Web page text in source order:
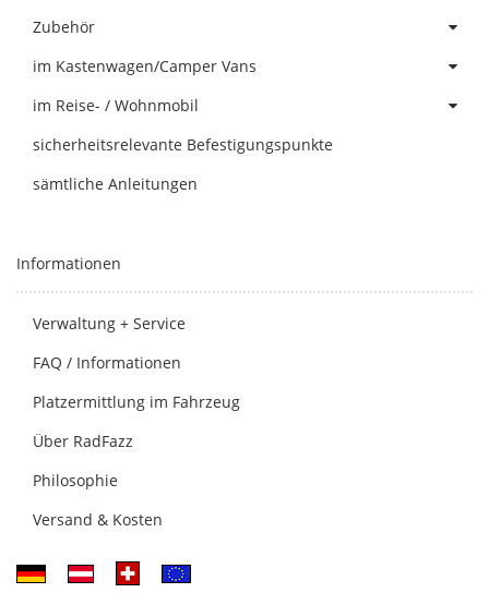
Zubehör
im Kastenwagen/Camper Vans
im Reise- / Wohnmobil
sicherheitsrelevante Befestigungspunkte
sämtliche Anleitungen
Informationen
Verwaltung + Service
FAQ / Informationen
Platzermittlung im Fahrzeug
Über RadFazz
Philosophie
Versand & Kosten